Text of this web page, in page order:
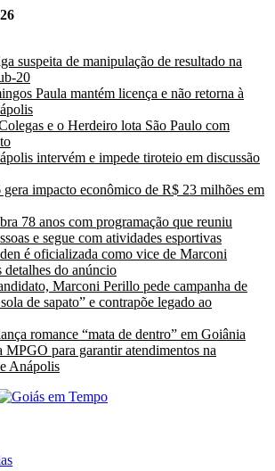
suspeita de manipulação de resultado na
20
Paula mantém licença e não retorna à
e o Herdeiro lota São Paulo com
intervém e impede tiroteio em discussão
impacto econômico de R$ 23 milhões em
78 anos com programação que reuniu
e segue com atividades esportivas
é oficializada como vice de Marconi
do anúncio
Marconi Perillo pede campanha de
de sapato” e contrapõe legado ao
romance “mata de dentro” em Goiânia
MPGO para garantir atendimentos na
Anápolis